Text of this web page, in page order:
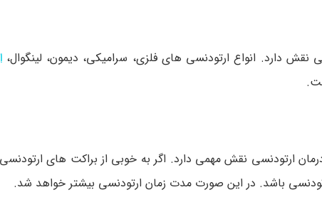
نقش دارد. انواع ارتودنسی های فلزی، سرامیکی، دیمون، لینگوال،
ارتودنسی نقش مهمی دارد. اگر به خوبی از براکت های
باشد. در این صورت مدت زمان ارتودنسی بیشتر خواهد شد.